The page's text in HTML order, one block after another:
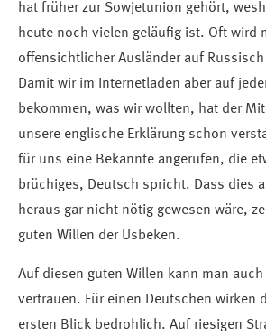
hat früher zur Sowjetunion gehört,
heute noch vielen geläufig ist. Oft wird
offensichtlicher Ausländer auf
Damit wir im Internetladen aber auf
bekommen, was wir wollten, hat der
unsere englische Erklärung schon
für uns eine Bekannte angerufen, die
brüchiges, Deutsch spricht. Dass dies
heraus gar nicht nötig gewesen wäre,
guten Willen der Usbeken.
Auf diesen guten Willen kann man auch
vertrauen. Für einen Deutschen wirken
ersten Blick bedrohlich. Auf riesigen